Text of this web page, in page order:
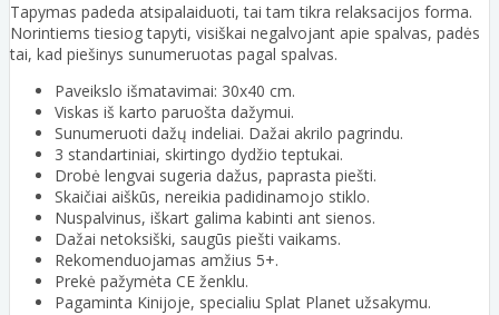
Tapymas padeda atsipalaiduoti, tai tam tikra relaksacijos forma.
Norintiems tiesiog tapyti, visiškai negalvojant apie spalvas, padės
tai, kad piešinys sunumeruotas pagal spalvas.
Paveikslo išmatavimai: 30x40 cm.
Viskas iš karto paruošta dažymui.
Sunumeruoti dažų indeliai. Dažai akrilo pagrindu.
3 standartiniai, skirtingo dydžio teptukai.
Drobė lengvai sugeria dažus, paprasta piešti.
Skaičiai aiškūs, nereikia padidinamojo stiklo.
Nuspalvinus, iškart galima kabinti ant sienos.
Dažai netoksiški, saugūs piešti vaikams.
Rekomenduojamas amžius 5+.
Prekė pažymėta CE ženklu.
Pagaminta Kinijoje, specialiu Splat Planet užsakymu.